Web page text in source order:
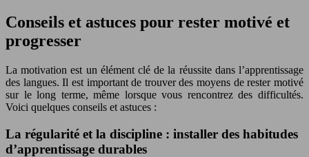
Conseils et astuces pour rester motivé et
progresser
La motivation est un élément clé de la réussite dans l’apprentissage
des langues. Il est important de trouver des moyens de rester motivé
sur le long terme, même lorsque vous rencontrez des difficultés.
Voici quelques conseils et astuces :
La régularité et la discipline : installer des habitudes
d’apprentissage durables